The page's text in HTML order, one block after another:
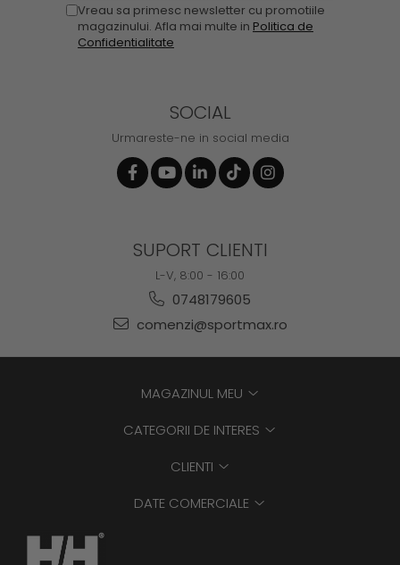
Vreau sa primesc newsletter cu promotiile
magazinului. Afla mai multe in Politica de
Confidentialitate
SOCIAL
Urmareste-ne in social media
SUPORT CLIENTI
L-V, 8:00 - 16:00
0748179605
comenzi@sportmax.ro
MAGAZINUL MEU
CATEGORII DE INTERES
CLIENTI
DATE COMERCIALE